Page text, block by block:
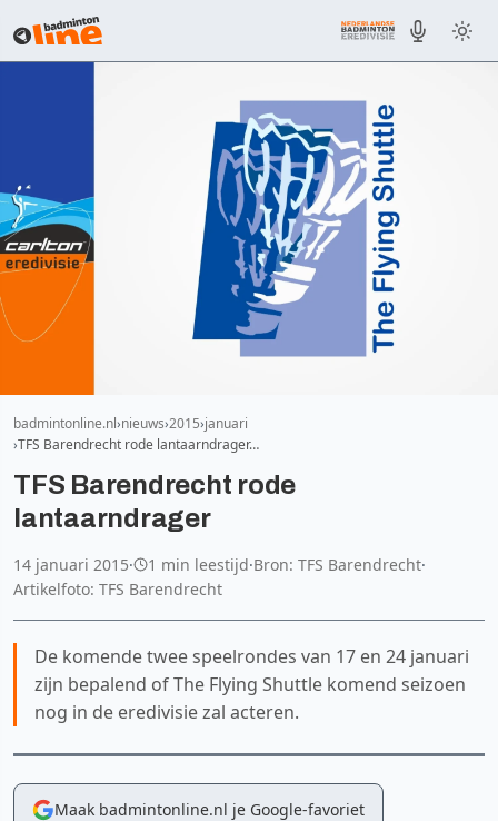
badmintonline.nl nieuws 2015 januari
TFS Barendrecht rode lantaarndrager…
TFS Barendrecht rode
lantaarndrager
14 januari 2015· 1 min leestijd·Bron: TFS Barendrecht·
Artikelfoto: TFS Barendrecht
De komende twee speelrondes van 17 en 24 januari
zijn bepalend of The Flying Shuttle komend seizoen
nog in de eredivisie zal acteren.
Maak badmintonline.nl je Google-favoriet